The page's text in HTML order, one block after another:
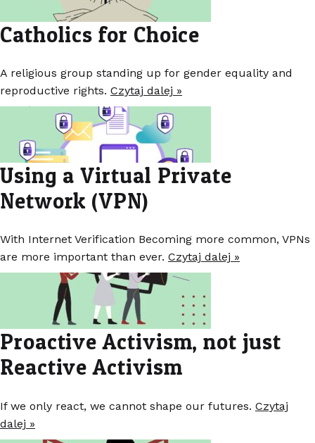
Catholics for Choice
A religious group standing up for gender equality and
reproductive rights. Czytaj dalej »
Using a Virtual Private
Network (VPN)
With Internet Verification Becoming more common, VPNs
are more important than ever. Czytaj dalej »
Proactive Activism, not just
Reactive Activism
If we only react, we cannot shape our futures. Czytaj
dalej »